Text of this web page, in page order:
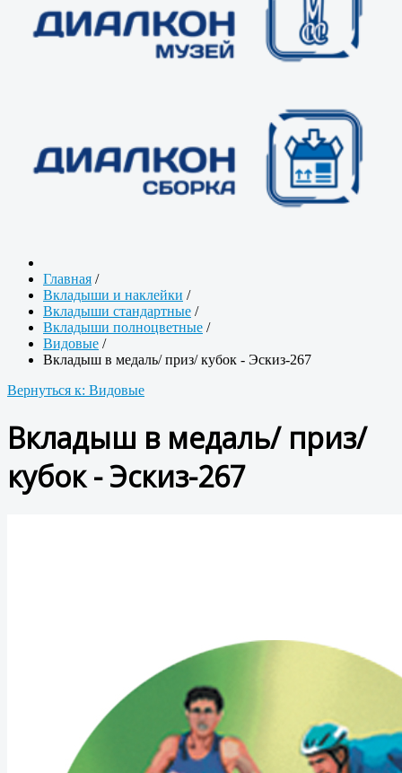
Главная /
Вкладыши и наклейки /
Вкладыши стандартные /
Вкладыши полноцветные /
Видовые /
Вкладыш в медаль/ приз/ кубок - Эскиз-267
Вернуться к: Видовые
Вкладыш в медаль/ приз/
кубок - Эскиз-267